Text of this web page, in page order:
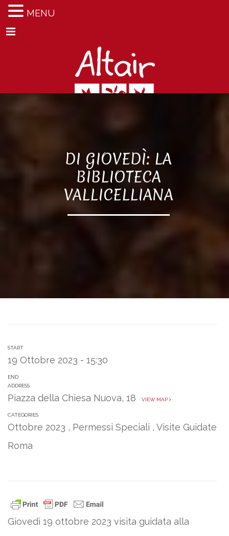
Menu
DI GIOVEDÌ: LA
BIBLIOTECA
VALLICELLIANA
START
19 Ottobre 2023 - 15:30
END
ADDRESS
Piazza della Chiesa Nuova, 18 VIEW MAP
CATEGORIES
Ottobre 2023 , Permessi Speciali , Visite Guidate
Roma
Giovedì 19 ottobre 2023 visita guidata alla
MENU